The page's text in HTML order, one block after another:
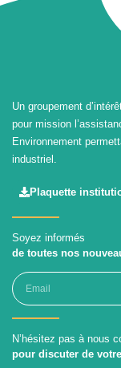
Un groupement
pour mission
Environnement
industriel.
Plaquette
Soyez informés
de toutes nos
N’hésitez pas à nous
pour discuter de